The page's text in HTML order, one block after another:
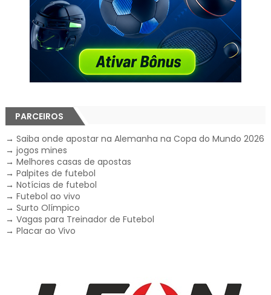
PARCEIROS
→ Saiba onde apostar na Alemanha na Copa do Mundo 2026
→ jogos mines
→ Melhores casas de apostas
→ Palpites de futebol
→ Notícias de futebol
→ Futebol ao vivo
→ Surto Olímpico
→ Vagas para Treinador de Futebol
→ Placar ao Vivo